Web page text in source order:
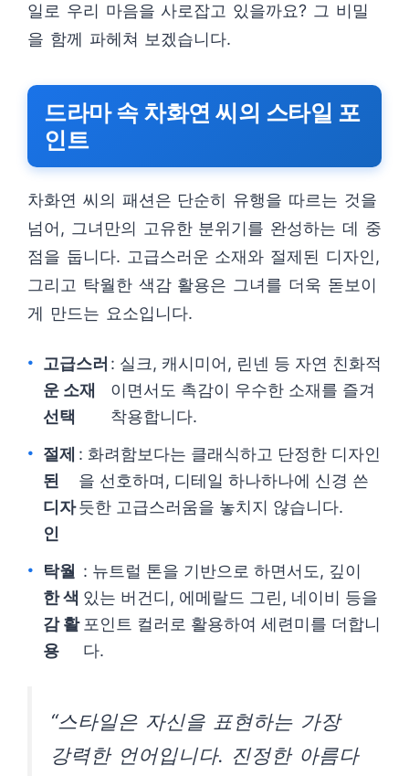
일로 우리 마음을 사로잡고 있을까요? 그 비밀
을 함께 파헤쳐 보겠습니다.
드라마 속 차화연 씨의 스타일 포
인트
차화연 씨의 패션은 단순히 유행을 따르는 것을
넘어, 그녀만의 고유한 분위기를 완성하는 데 중
점을 둡니다. 고급스러운 소재와 절제된 디자인,
그리고 탁월한 색감 활용은 그녀를 더욱 돋보이
게 만드는 요소입니다.
고급스러
운 소재
선택
: 실크, 캐시미어, 린넨 등 자연 친화적
이면서도 촉감이 우수한 소재를 즐겨
착용합니다.
절제
된
디자
인
: 화려함보다는 클래식하고 단정한 디자인
을 선호하며, 디테일 하나하나에 신경 쓴
듯한 고급스러움을 놓치지 않습니다.
탁월
한 색
감 활
용
: 뉴트럴 톤을 기반으로 하면서도, 깊이
있는 버건디, 에메랄드 그린, 네이비 등을
포인트 컬러로 활용하여 세련미를 더합니
다.
“스타일은 자신을 표현하는 가장
강력한 언어입니다. 진정한 아름다